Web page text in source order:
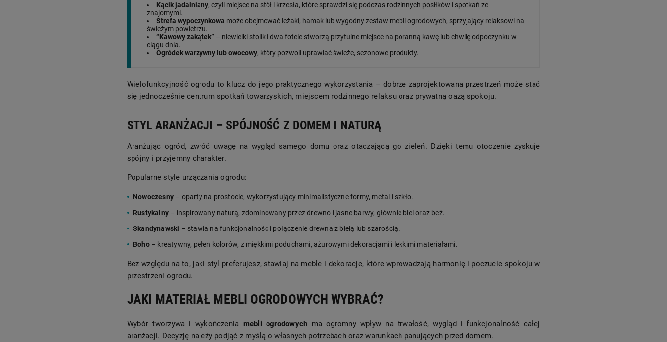
Kącik jadalniany, czyli miejsce na stół i krzesła, które sprawdzi się podczas rodzinnych posiłków i spotkań ze
znajomymi.
Strefa wypoczynkowa może obejmować leżaki, hamak lub wygodny zestaw mebli ogrodowych, sprzyjający relaksowi na
świeżym powietrzu.
“Kawowy zakątek” – niewielki stolik i dwa fotele stworzą przytulne miejsce na poranną kawę lub chwilę odpoczynku w
ciągu dnia.
Ogródek warzywny lub owocowy, który pozwoli uprawiać świeże, sezonowe produkty.
Wielofunkcyjność ogrodu to klucz do jego praktycznego wykorzystania – dobrze zaprojektowana przestrzeń może stać
się jednocześnie centrum spotkań towarzyskich, miejscem rodzinnego relaksu oraz prywatną oazą spokoju.
STYL ARANŻACJI – SPÓJNOŚĆ Z DOMEM I NATURĄ
Aranżując ogród, zwróć uwagę na wygląd samego domu oraz otaczającą go zieleń. Dzięki temu otoczenie zyskuje
spójny i przyjemny charakter.
Popularne style urządzania ogrodu:
Nowoczesny – oparty na prostocie, wykorzystujący minimalistyczne formy, metal i szkło.
Rustykalny – inspirowany naturą, zdominowany przez drewno i jasne barwy, głównie biel oraz beż.
Skandynawski – stawia na funkcjonalność i połączenie drewna z bielą lub szarością.
Boho– kreatywny, pełen kolorów, z miękkimi poduchami, ażurowymi dekoracjami i lekkimi materiałami.
Bez względu na to, jaki styl preferujesz, stawiaj na meble i dekoracje, które wprowadzają harmonię i poczucie spokoju w
przestrzeni ogrodu.
JAKI MATERIAŁ MEBLI OGRODOWYCH WYBRAĆ?
Wybór tworzywa i wykończenia mebli ogrodowych ma ogromny wpływ na trwałość, wygląd i funkcjonalność całej
aranżacji. Decyzję należy podjąć z myślą o własnych potrzebach oraz warunkach panujących przed domem.